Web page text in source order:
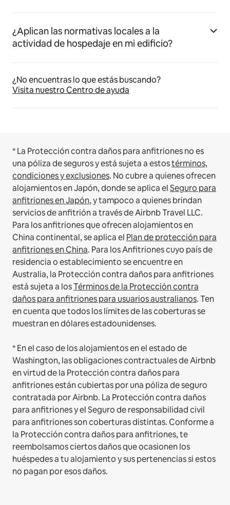
¿Aplican las normativas locales a la
actividad de hospedaje en mi edificio?
¿No encuentras lo que estás buscando?
Visita nuestro Centro de ayuda
* La Protección contra daños para anfitriones no es
una póliza de seguros y está sujeta a estostérminos,
condiciones y exclusiones. No cubre a quienes ofrecen
alojamientos en Japón, donde se aplica elSeguro para
anfitriones en Japón, y tampoco a quienes brindan
servicios de anfitrión a través de Airbnb Travel LLC.
Para los anfitriones que ofrecen alojamientos en
China continental, se aplica el Plan de protección para
anfitriones en China. Para los Anfitriones cuyo país de
residencia o establecimiento se encuentre en
Australia, la Protección contra daños para anfitriones
está sujeta a losTérminos de la Protección contra
daños para anfitriones para usuarios australianos. Ten
en cuenta que todos los límites de las coberturas se
muestran en dólares estadounidenses.
* En el caso de los alojamientos en el estado de
Washington, las obligaciones contractuales de Airbnb
en virtud de la Protección contra daños para
anfitriones están cubiertas por una póliza de seguro
contratada por Airbnb. La Protección contra daños
para anfitriones y el Seguro de responsabilidad civil
para anfitriones son coberturas distintas. Conforme a
la Protección contra daños para anfitriones, te
reembolsamos ciertos daños que ocasionen los
huéspedes a tu alojamiento y sus pertenencias si estos
no pagan por esos daños.